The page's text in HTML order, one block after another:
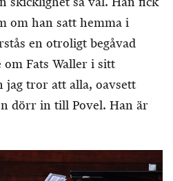
om han satt hemma i
en otroligt begåvad
Fats Waller i sitt
jag tror att alla, oavsett
dörr in till Povel. Han är